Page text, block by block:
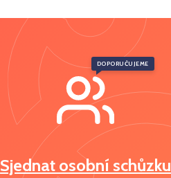
Sjednat osobní schůzku
DOPORUČUJEME